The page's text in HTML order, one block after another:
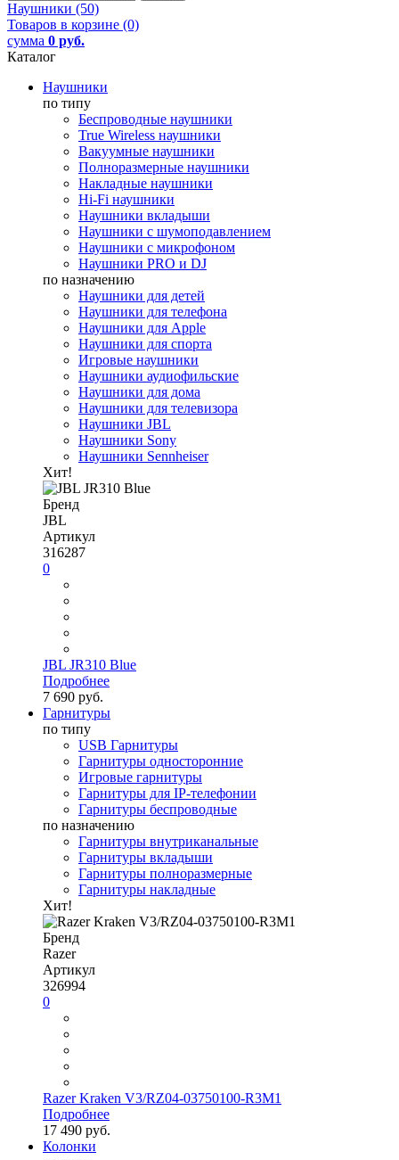
Наушники (50)
Товаров в корзине (0)
сумма 0 руб.
Каталог
Наушники
по типу
Беспроводные наушники
True Wireless наушники
Вакуумные наушники
Полноразмерные наушники
Накладные наушники
Hi-Fi наушники
Наушники вкладыши
Наушники с шумоподавлением
Наушники с микрофоном
Наушники PRO и DJ
по назначению
Наушники для детей
Наушники для телефона
Наушники для Apple
Наушники для спорта
Игровые наушники
Наушники аудиофильские
Наушники для дома
Наушники для телевизора
Наушники JBL
Наушники Sony
Наушники Sennheiser
Хит!
Бренд
JBL
Артикул
316287
0
JBL JR310 Blue
Подробнее
7 690 руб.
Гарнитуры
по типу
USB Гарнитуры
Гарнитуры односторонние
Игровые гарнитуры
Гарнитуры для IP-телефонии
Гарнитуры беспроводные
по назначению
Гарнитуры внутриканальные
Гарнитуры вкладыши
Гарнитуры полноразмерные
Гарнитуры накладные
Хит!
Бренд
Razer
Артикул
326994
0
Razer Kraken V3/RZ04-03750100-R3M1
Подробнее
17 490 руб.
Колонки